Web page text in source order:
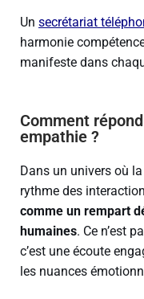
Un secrétariat
harmonie
manifeste dans
Comment
empathie ?
Dans un univers où
rythme des
comme un rempart
humaines. Ce n’est
c’est une écoute
les nuances